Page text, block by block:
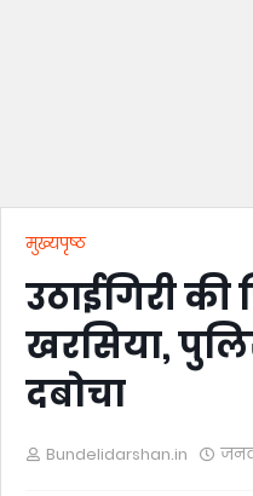
मुख्यपृष्ठ
उठाईगिरी
खरसिया,
दबोचा
Bundelidarshan.in